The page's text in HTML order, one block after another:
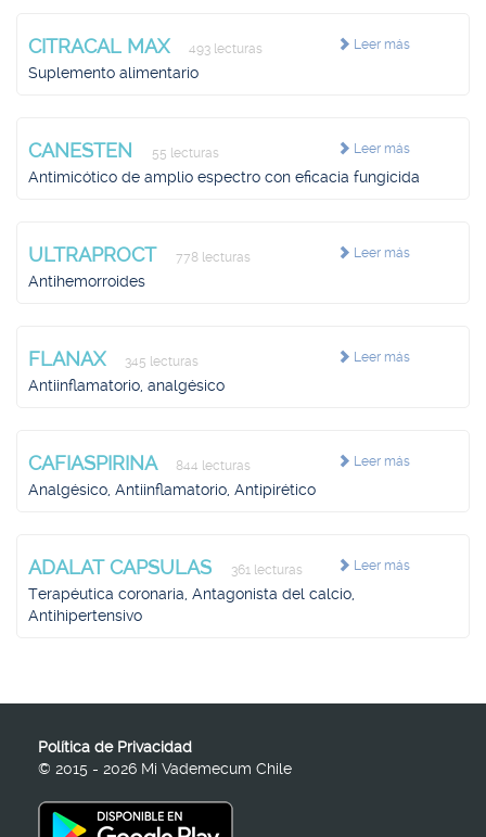
Leer más
CITRACAL MAX 493 lecturas
Suplemento alimentario
Leer más
CANESTEN 55 lecturas
Antimicótico de amplio espectro con eficacia fungicida
Leer más
ULTRAPROCT 778 lecturas
Antihemorroides
Leer más
FLANAX 345 lecturas
Antiinflamatorio, analgésico
Leer más
CAFIASPIRINA 844 lecturas
Analgésico, Antiinflamatorio, Antipirético
Leer más
ADALAT CAPSULAS 361 lecturas
Terapéutica coronaria, Antagonista del calcio,
Antihipertensivo
Política de Privacidad
© 2015 - 2026 Mi Vademecum Chile